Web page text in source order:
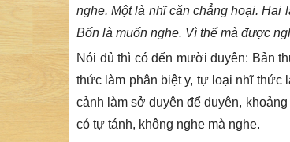
nghe. Một là nhĩ căn chẳng hoại. Hai
Bốn là muốn nghe. Vì thế mà được
Nói đủ thì có đến mười duyên: Bản
thức làm phân biệt y, tự loại nhĩ thức
cảnh làm sở duyên để duyên,
có tự tánh, không nghe mà nghe.